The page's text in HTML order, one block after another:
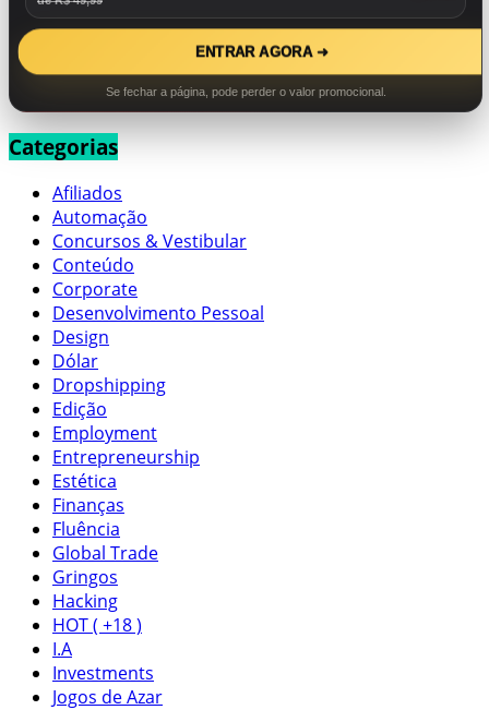
ENTRAR AGORA ➜
Se fechar a página, pode perder o valor promocional.
Categorias
Afiliados
Automação
Concursos & Vestibular
Conteúdo
Corporate
Desenvolvimento Pessoal
Design
Dólar
Dropshipping
Edição
Employment
Entrepreneurship
Estética
Finanças
Fluência
Global Trade
Gringos
Hacking
HOT ( +18 )
I.A
Investments
Jogos de Azar